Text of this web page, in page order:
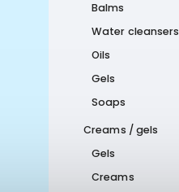
Balms
Water cleansers
Oils
Gels
Soaps
Creams / gels
Gels
Creams